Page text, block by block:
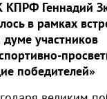
КПРФ Геннадий
в рамках
думе участников
победителей»